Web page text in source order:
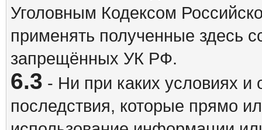
Уголовным Кодексом
применять полученные здесь
запрещённых УК РФ.
6.3 - Ни при каких условиях и
последствия, которые прямо